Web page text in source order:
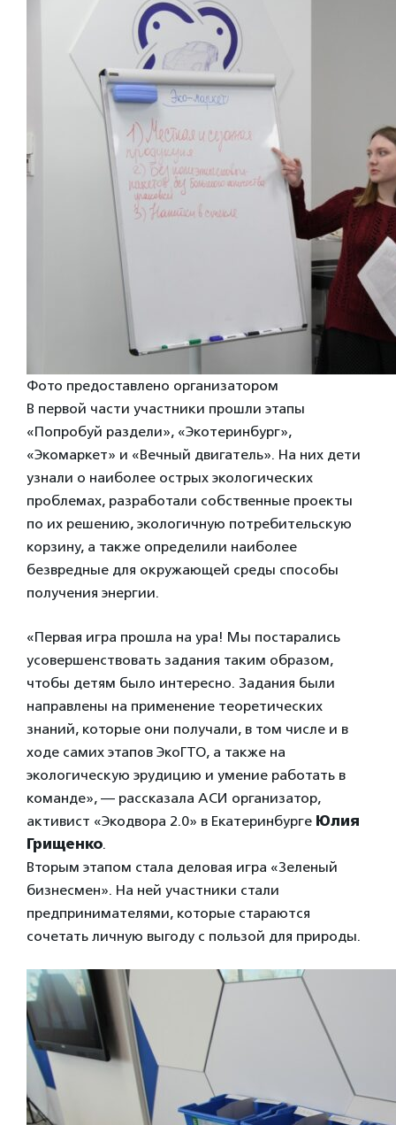
Фото предоставлено организатором
В первой части участники прошли этапы
«Попробуй раздели», «Экотеринбург»,
«Экомаркет» и «Вечный двигатель». На них дети
узнали о наиболее острых экологических
проблемах, разработали собственные проекты
по их решению, экологичную потребительскую
корзину, а также определили наиболее
безвредные для окружающей среды способы
получения энергии.
«Первая игра прошла на ура! Мы постарались
усовершенствовать задания таким образом,
чтобы детям было интересно. Задания были
направлены на применение теоретических
знаний, которые они получали, в том числе и в
ходе самих этапов ЭкоГТО, а также на
экологическую эрудицию и умение работать в
команде», — рассказала АСИ организатор,
активист «Экодвора 2.0» в Екатеринбурге Юлия
Грищенко.
Вторым этапом стала деловая игра «Зеленый
бизнесмен». На ней участники стали
предпринимателями, которые стараются
сочетать личную выгоду с пользой для природы.